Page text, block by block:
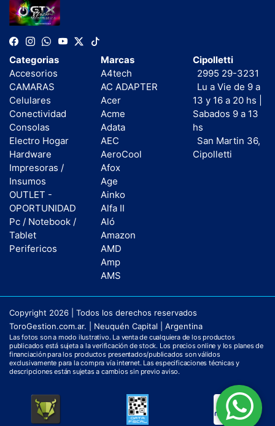
Categorias
Accesorios
CAMARAS
Celulares
Conectividad
Consolas
Electro Hogar
Hardware
Impresoras /
Insumos
OUTLET -
OPORTUNIDAD
Pc / Notebook /
Tablet
Perifericos
Marcas
A4tech
AC ADAPTER
Acer
Acme
Adata
AEC
AeroCool
Afox
Age
Ainko
Alfa II
Aló
Amazon
AMD
Amp
AMS
Cipolletti
2995 29-3231
Lu a Vie de 9 a
13 y 16 a 20 hs |
Sabados 9 a 13
hs
San Martin 36,
Cipolletti
Copyright 2026 | Todos los derechos reservados
ToroGestion.com.ar. | Neuquén Capital | Argentina
Las fotos son a modo ilustrativo. La venta de cualquiera de los productos
publicados está sujeta a la verificación de stock. Los precios online y los planes de
financiación para los productos presentados/publicados son válidos
exclusivamente para la compra vía internet. Las especificaciones técnicas y
descripciones están sujetas a cambios sin previo aviso.